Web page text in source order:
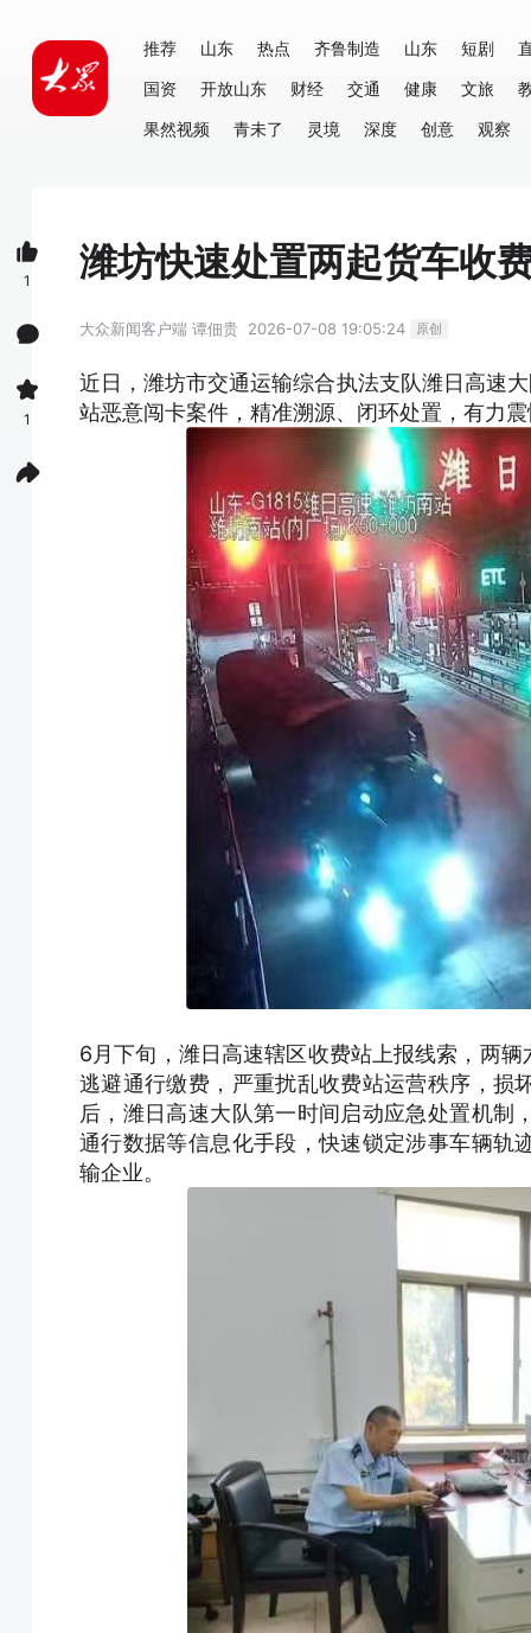
推荐 山东 热点 齐鲁制造 山东 短剧
国资
开放山东 财经 交通 健康 文旅
果然视频
青未了 灵境 深度 创意 观察
潍坊快速处置两起货车收
大众新闻客户端 谭佃贵 2026-07-08 19:05:24 原创
近日，潍坊市交通运输综合执法支队潍日高速
站恶意闯卡案件，精准溯源、闭环处置，有力
6月下旬，潍日高速辖区收费站上报线索，两
逃避通行缴费，严重扰乱收费站运营秩序，损
后，潍日高速大队第一时间启动应急处置机制
通行数据等信息化手段，快速锁定涉事车辆轨
输企业。
1
1